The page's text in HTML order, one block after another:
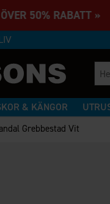
50%
& KÄNGOR
Grebbestad Vit